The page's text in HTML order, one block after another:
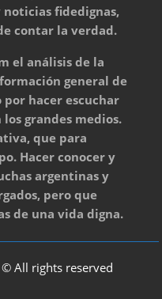
fidedignas,
contar la verdad.
el análisis de la
general de
hacer escuchar
grandes medios.
que para
Hacer conocer y
argentinas y
pero que
de una vida digna.
All rights reserved